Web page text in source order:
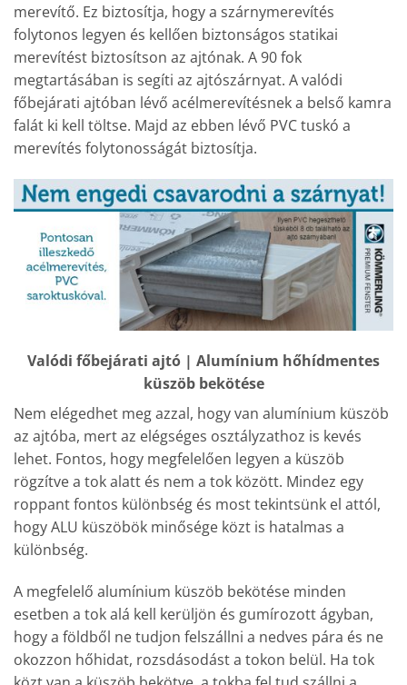
merevítő. Ez biztosítja, hogy a szárnymerevítés
folytonos legyen és kellően biztonságos statikai
merevítést biztosítson az ajtónak. A 90 fok
megtartásában is segíti az ajtószárnyat. A valódi
főbejárati ajtóban lévő acélmerevítésnek a belső kamra
falát ki kell töltse. Majd az ebben lévő PVC tuskó a
merevítés folytonosságát biztosítja.
Valódi főbejárati ajtó | Alumínium hőhídmentes
küszöb bekötése
Nem elégedhet meg azzal, hogy van alumínium küszöb
az ajtóba, mert az elégséges osztályzathoz is kevés
lehet. Fontos, hogy megfelelően legyen a küszöb
rögzítve a tok alatt és nem a tok között. Mindez egy
roppant fontos különbség és most tekintsünk el attól,
hogy ALU küszöbök minősége közt is hatalmas a
különbség.
A megfelelő alumínium küszöb bekötése minden
esetben a tok alá kell kerüljön és gumírozott ágyban,
hogy a földből ne tudjon felszállni a nedves pára és ne
okozzon hőhidat, rozsdásodást a tokon belül. Ha tok